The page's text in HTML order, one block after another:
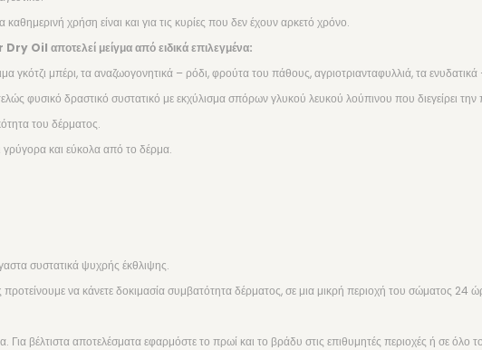
χρήση είναι και για τις κυρίες που δεν έχουν αρκετό χρόνο.
αποτελεί μείγμα από ειδικά επιλεγμένα:
γκότζι μπέρι, τα αναζωογονητικά – ρόδι, φρούτα του πάθους, αγριοτριανταφυλλιά, τα
φυσικό δραστικό συστατικό με εκχύλισμα σπόρων γλυκού λευκού λούπινου που διεγείρει
του δέρματος.
και εύκολα από το δέρμα.
συστατικά ψυχρής έκθλιψης.
να κάνετε δοκιμασία συμβατότητα δέρματος, σε μια μικρή περιοχή του σώματος 24
Για βέλτιστα αποτελέσματα εφαρμόστε το πρωί και το βράδυ στις επιθυμητές περιοχές ή σε όλο